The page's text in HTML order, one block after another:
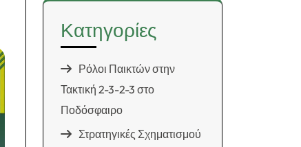
Κατηγορίες
Ρόλοι Παικτών στην
Τακτική 2-3-2-3 στο
Ποδόσφαιρο
Στρατηγικές Σχηματισμού